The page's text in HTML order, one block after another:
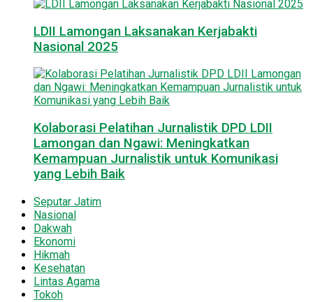
LDII Lamongan Laksanakan Kerjabakti
Nasional 2025
Kolaborasi Pelatihan Jurnalistik DPD LDII
Lamongan dan Ngawi: Meningkatkan
Kemampuan Jurnalistik untuk Komunikasi
yang Lebih Baik
Seputar Jatim
Nasional
Dakwah
Ekonomi
Hikmah
Kesehatan
Lintas Agama
Tokoh